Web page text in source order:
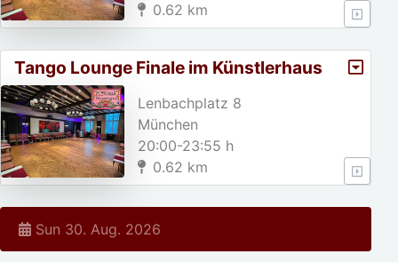
0.62 km
Tango Lounge Finale im Künstlerhaus
Lenbachplatz 8
München
20:00-23:55 h
0.62 km
Sun 30. Aug. 2026